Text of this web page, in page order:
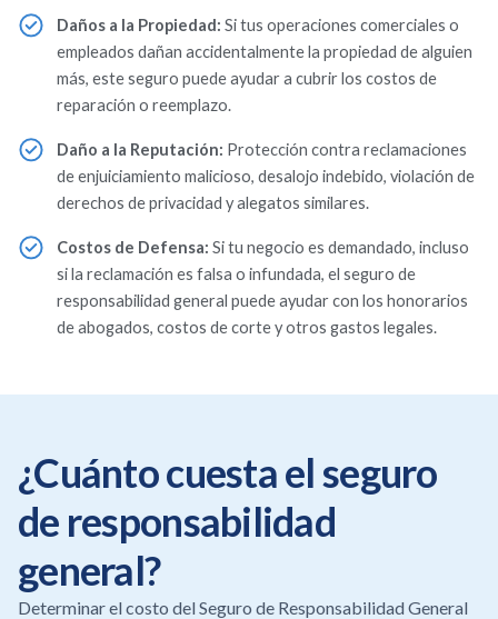
Daños a la Propiedad: Si tus operaciones comerciales o
empleados dañan accidentalmente la propiedad de alguien
más, este seguro puede ayudar a cubrir los costos de
reparación o reemplazo.
Daño a la Reputación: Protección contra reclamaciones
de enjuiciamiento malicioso, desalojo indebido, violación de
derechos de privacidad y alegatos similares.
Costos de Defensa: Si tu negocio es demandado, incluso
si la reclamación es falsa o infundada, el seguro de
responsabilidad general puede ayudar con los honorarios
de abogados, costos de corte y otros gastos legales.
¿Cuánto cuesta el seguro
de responsabilidad
general?
Determinar el costo del Seguro de Responsabilidad General